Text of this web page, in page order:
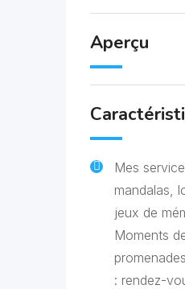
Aperçu
Mes
mandalas,
jeux de
Moments
: rendez-